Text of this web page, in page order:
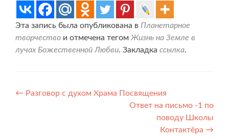
Эта запись была опубликована в Планетарное
творчество и отмечена тегом Жизнь на Земле в
лучах Божественной Любви. Закладка ссылка.
Навигация
← Разговор с духом Храма Посвящения
Ответ на письмо -1 по
поводу Школы
Контактёра →